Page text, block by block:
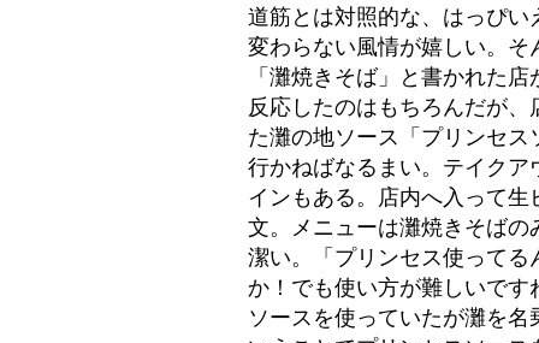
道筋とは対照的な、はっぴ
変わらない風情が嬉しい。そ
「灘焼きそば」と書かれた
反応したのはもちろんだが
た灘の地ソース「プリンセ
行かねばなるまい。テイク
インもある。店内へ入って
文。メニューは灘焼きそば
潔い。「プリンセス使ってる
か！でも使い方が難しいで
ソースを使っていたが灘を